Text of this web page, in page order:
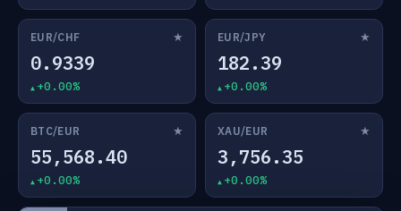
EUR/CHF ★
0.9339
+0.00%
EUR/JPY ★
182.39
+0.00%
BTC/EUR ★
55,568.40
+0.00%
XAU/EUR ★
3,756.35
+0.00%